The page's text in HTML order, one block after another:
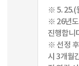
※ 5. 25.(
※ 26년도
진행합니
※ 선정
시 3개월